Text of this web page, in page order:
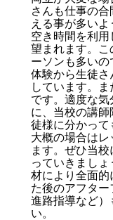
さんも仕事の
える事が多い
空き時間を利
望まれます。
ーソンも多い
体験から生徒さ
しています。
です。適度な気
に、当校の講
徒様に分かって
大概の場合は
ます。ぜひ当
っていきまし
材により全面的
た後のアフタ
進路指導など）
い。